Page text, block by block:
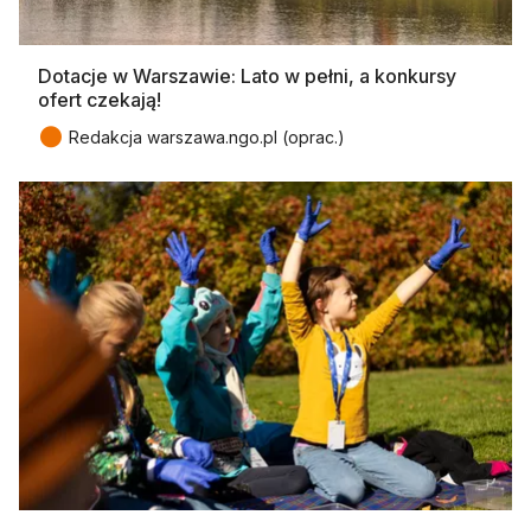
Dotacje w Warszawie: Lato w pełni, a konkursy
ofert czekają!
● Redakcja warszawa.ngo.pl (oprac.)